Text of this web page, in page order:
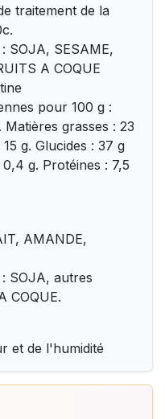
traitement de la
SOJA, SESAME,
A COQUE
pour 100 g :
grasses : 23
g. Glucides : 37 g
g. Protéines : 7,5
AMANDE,
SOJA, autres
COQUE.
et de l'humidité